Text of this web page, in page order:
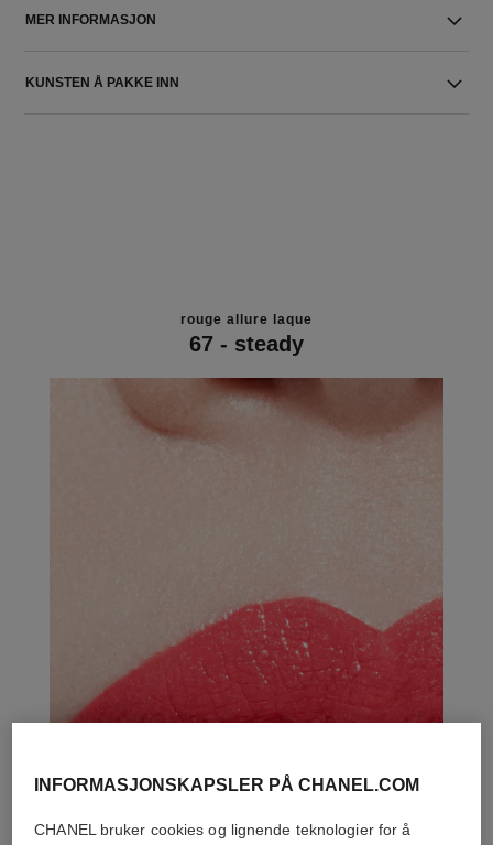
MER INFORMASJON
KUNSTEN Å PAKKE INN
rouge allure laque
67 - steady
INFORMASJONSKAPSLER PÅ CHANEL.COM
CHANEL bruker cookies og lignende teknologier for å